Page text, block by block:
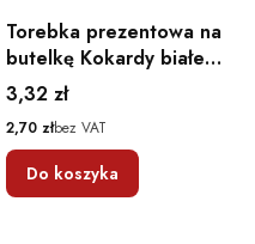
Torebka prezentowa na
butelkę Kokardy białe
''145" 12 x 36,9 x 11
Cena
3,32 zł
Cena
2,70 złbez VAT
Do koszyka